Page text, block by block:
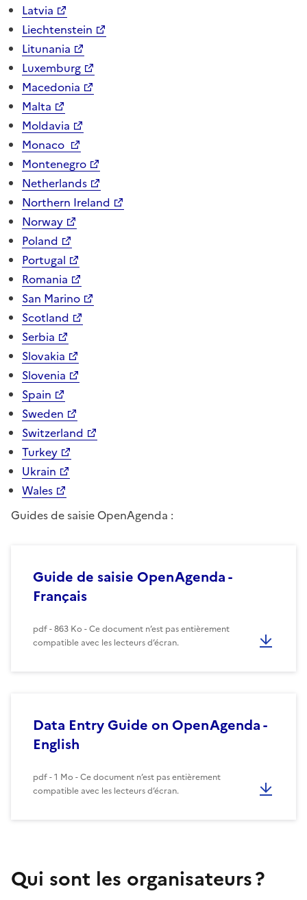
Latvia
Liechtenstein
Litunania
Luxemburg
Macedonia
Malta
Moldavia
Monaco
Montenegro
Netherlands
Northern Ireland
Norway
Poland
Portugal
Romania
San Marino
Scotland
Serbia
Slovakia
Slovenia
Spain
Sweden
Switzerland
Turkey
Ukrain
Wales
Guides de saisie OpenAgenda :
Guide de saisie OpenAgenda -
Français
pdf - 863 Ko - Ce document n’est pas entièrement
compatible avec les lecteurs d’écran.
Data Entry Guide on OpenAgenda -
English
pdf - 1 Mo - Ce document n’est pas entièrement
compatible avec les lecteurs d’écran.
Qui sont les organisateurs ?